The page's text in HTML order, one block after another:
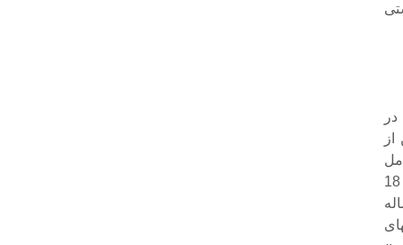
پشت پرده این خبر داشتند، آن را شایعه می‌دانستند و معتقد بودند چون دانشجو تنها 18